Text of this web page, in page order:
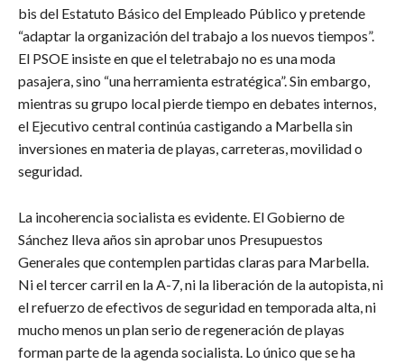
bis del Estatuto Básico del Empleado Público y pretende
“adaptar la organización del trabajo a los nuevos tiempos”.
El PSOE insiste en que el teletrabajo no es una moda
pasajera, sino “una herramienta estratégica”. Sin embargo,
mientras su grupo local pierde tiempo en debates internos,
el Ejecutivo central continúa castigando a Marbella sin
inversiones en materia de playas, carreteras, movilidad o
seguridad.
La incoherencia socialista es evidente. El Gobierno de
Sánchez lleva años sin aprobar unos Presupuestos
Generales que contemplen partidas claras para Marbella.
Ni el tercer carril en la A-7, ni la liberación de la autopista, ni
el refuerzo de efectivos de seguridad en temporada alta, ni
mucho menos un plan serio de regeneración de playas
forman parte de la agenda socialista. Lo único que se ha